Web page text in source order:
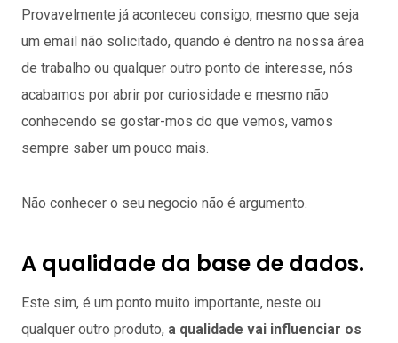
Provavelmente já aconteceu consigo, mesmo que seja
um email não solicitado, quando é dentro na nossa área
de trabalho ou qualquer outro ponto de interesse, nós
acabamos por abrir por curiosidade e mesmo não
conhecendo se gostar-mos do que vemos, vamos
sempre saber um pouco mais.
Não conhecer o seu negocio não é argumento.
A qualidade da base de dados.
Este sim, é um ponto muito importante, neste ou
qualquer outro produto, a qualidade vai influenciar os